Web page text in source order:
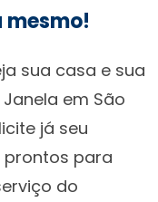
sua casa e sua
em São
já seu
prontos para
do